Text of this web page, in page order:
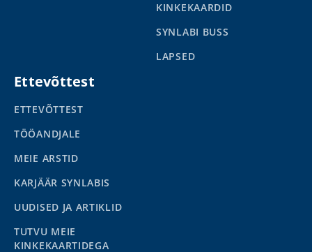
KINKEKAARDID
SYNLABI BUSS
LAPSED
Ettevõttest
ETTEVÕTTEST
TÖÖANDJALE
MEIE ARSTID
KARJÄÄR SYNLABIS
UUDISED JA ARTIKLID
TUTVU MEIE
KINKEKAARTIDEGA